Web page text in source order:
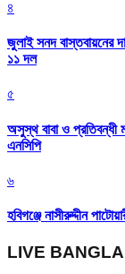
৪
জুলাই সনদ বাস্তবায়নের
১১ দল
৫
অসুস্থ বাবা ও প্রতিবন্ধী
এনসিপি
৬
হবিগঞ্জে নাসীরুদ্দীন
LIVE BANGLA